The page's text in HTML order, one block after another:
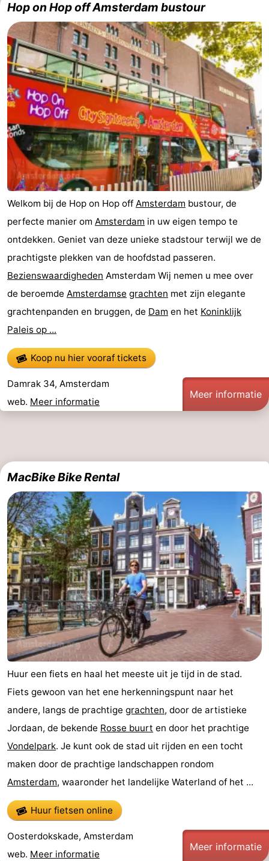
Hop on Hop off Amsterdam bustour
Welkom bij de Hop on Hop off Amsterdam bustour, de
perfecte manier om Amsterdam in uw eigen tempo te
ontdekken. Geniet van deze unieke stadstour terwijl we de
prachtigste plekken van de hoofdstad passeren.
Bezienswaardigheden Amsterdam Wij nemen u mee over
de beroemde Amsterdamse grachten met zijn elegante
grachtenpanden en bruggen, de Dam en het Koninklijk
Paleis op ...
Koop nu hier vooraf tickets
Damrak 34, Amsterdam
web. Meer informatie
Meer informatie
MacBike Bike Rental
Huur een fiets en haal het meeste uit je tijd in de stad.
Fiets gewoon van het ene herkenningspunt naar het
andere, langs de prachtige grachten, door de artistieke
Jordaan, de bekende Rosse buurt en door het prachtige
Vondelpark. Je kunt ook de stad uit rijden en een tocht
maken door de prachtige landschappen rondom
Amsterdam, waaronder het landelijke Waterland of het ...
Huur fietsen online
Oosterdokskade, Amsterdam
web. Meer informatie
Meer informatie